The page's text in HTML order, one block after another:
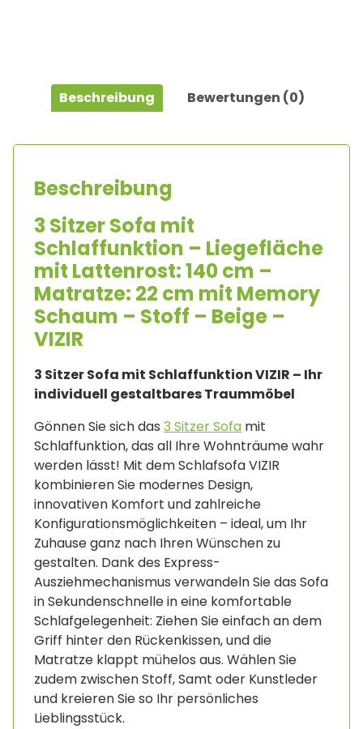
Beschreibung Bewertungen (0)
Beschreibung
3 Sitzer Sofa mit
Schlaffunktion – Liegefläche
mit Lattenrost: 140 cm –
Matratze: 22 cm mit Memory
Schaum – Stoff – Beige –
VIZIR
3 Sitzer Sofa mit Schlaffunktion VIZIR – Ihr
individuell gestaltbares Traummöbel
Gönnen Sie sich das 3 Sitzer Sofa mit
Schlaffunktion, das all Ihre Wohnträume wahr
werden lässt! Mit dem Schlafsofa VIZIR
kombinieren Sie modernes Design,
innovativen Komfort und zahlreiche
Konfigurationsmöglichkeiten – ideal, um Ihr
Zuhause ganz nach Ihren Wünschen zu
gestalten. Dank des Express-
Ausziehmechanismus verwandeln Sie das Sofa
in Sekundenschnelle in eine komfortable
Schlafgelegenheit: Ziehen Sie einfach an dem
Griff hinter den Rückenkissen, und die
Matratze klappt mühelos aus. Wählen Sie
zudem zwischen Stoff, Samt oder Kunstleder
und kreieren Sie so Ihr persönliches
Lieblingsstück.